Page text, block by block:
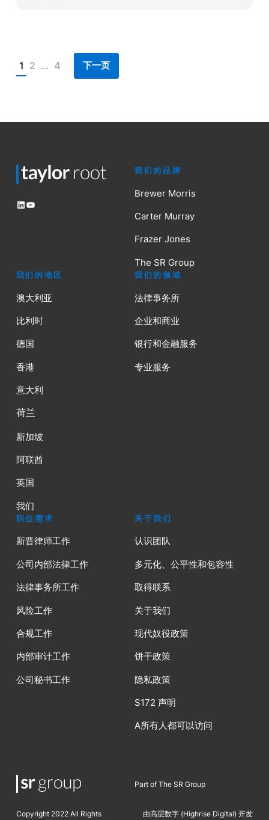
1 2 … 4 下一页
LinkedIn
YouTube
我们的品牌
Brewer Morris
Carter Murray
Frazer Jones
The SR Group
我们的地区
澳大利亚
比利时
德国
香港
意大利
荷兰
新加坡
阿联酋
英国
我们
我们的领域
法律事务所
企业和商业
银行和金融服务
专业服务
职位需求
新晋律师工作
公司内部法律工作
法律事务所工作
风险工作
合规工作
内部审计工作
公司秘书工作
关于我们
认识团队
多元化、公平性和包容性
取得联系
关于我们
现代奴役政策
饼干政策
隐私政策
S172 声明
A所有人都可以访问
Part of The SR Group
Copyright 2022 All Rights
由高层数字 (Highrise Digital) 开发